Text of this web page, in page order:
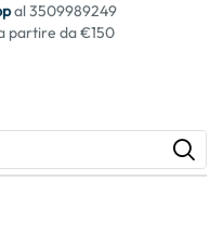
al 3509989249
partire da €150